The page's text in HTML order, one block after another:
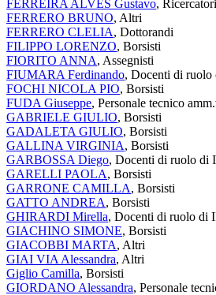
FERREIRA ALVES Gustavo,
FERRERO BRUNO, Altri
FERRERO CLELIA, Dottorandi
FILIPPO LORENZO, Borsisti
FIORITO ANNA, Assegnisti
FIUMARA Ferdinando, Docenti di ruolo
FOCHI NICOLA PIO, Borsisti
FUDA Giuseppe, Personale tecnico
GABRIELE GIULIO, Borsisti
GADALETA GIULIO, Borsisti
GALLINA VIRGINIA, Borsisti
GARBOSSA Diego, Docenti di ruolo di
GARELLI PAOLA, Borsisti
GARRONE CAMILLA, Borsisti
GATTO ANDREA, Borsisti
GHIRARDI Mirella, Docenti di ruolo di
GIACHINO SIMONE, Borsisti
GIACOBBI MARTA, Altri
GIAI VIA Alessandra, Altri
Giglio Camilla, Borsisti
GIORDANO Alessandra, Personale